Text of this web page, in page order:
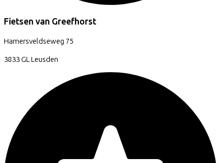
Fietsen van Greefhorst
Hamersveldseweg 75
3833 GLLeusden